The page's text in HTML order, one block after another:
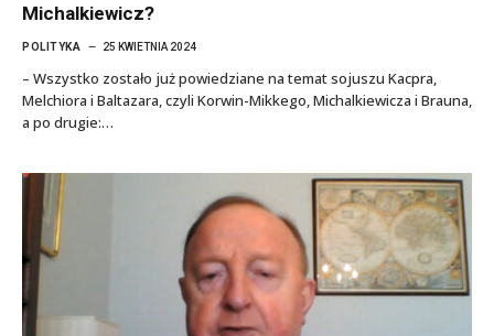
Michalkiewicz?
POLITYKA 25 KWIETNIA 2024
– Wszystko zostało już powiedziane na temat sojuszu Kacpra,
Melchiora i Baltazara, czyli Korwin-Mikkego, Michalkiewicza i Brauna,
a po drugie:…